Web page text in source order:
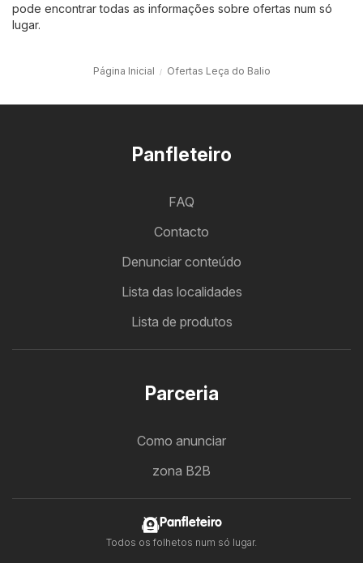
pode encontrar todas as informações sobre ofertas num só
lugar.
Página Inicial Ofertas Leça do Balio
Panfleteiro
FAQ
Contacto
Denunciar conteúdo
Lista das localidades
Lista de produtos
Parceria
Como anunciar
zona B2B
Panfleteiro
Todos os folhetos num só lugar.